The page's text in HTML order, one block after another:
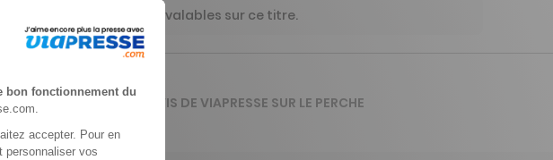
ne sont pas valables sur ce titre.
L'AVIS DE VIAPRESSE SUR LE PERCHE